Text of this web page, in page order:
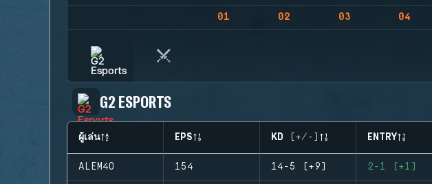
01 02 03 04
G2 ESPORTS
ผู้เล่น EPS KD (+/-) ENTRY
ALEM4O 154 14-5 (+9) 2-1 (+1)